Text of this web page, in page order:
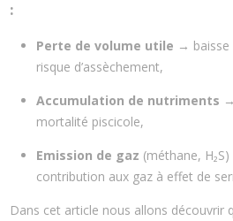
:
Perte de volume utile → baisse
risque d’assèchement,
Accumulation de nutriments
mortalité piscicole,
Emission de gaz (méthane,
contribution aux gaz à effet de
Dans cet article nous allons découvrir